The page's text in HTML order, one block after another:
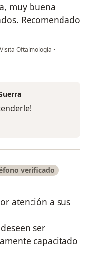
muy buena
Recomendado
Visita Oftalmología •
verificado
atención a sus
ser
capacitado